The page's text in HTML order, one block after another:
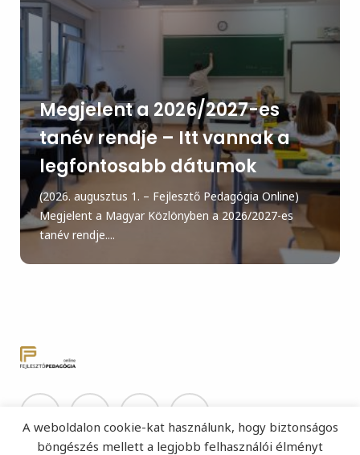
Megjelent a 2026/2027-es
tanév rendje – Itt vannak a
legfontosabb dátumok
(2026. augusztus 1. – Fejlesztő Pedagógia Online)
Megjelent a Magyar Közlönyben a 2026/2027-es
tanév rendje....
A weboldalon cookie-kat használunk, hogy biztonságos
böngészés mellett a legjobb felhasználói élményt